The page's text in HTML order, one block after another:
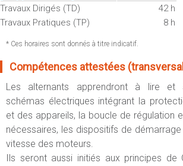
Fermer
Travaux Dirigés (TD)
42 h
Travaux Pratiques (TP)
8 h
* Ces horaires sont donnés à titre indicatif.
Compétences attestées
Les alternants apprendront à lire et
schémas électriques intégrant la
et des appareils, la boucle de régulation
nécessaires, les dispositifs de
vitesse des moteurs.
Ils seront aussi initiés aux principes de